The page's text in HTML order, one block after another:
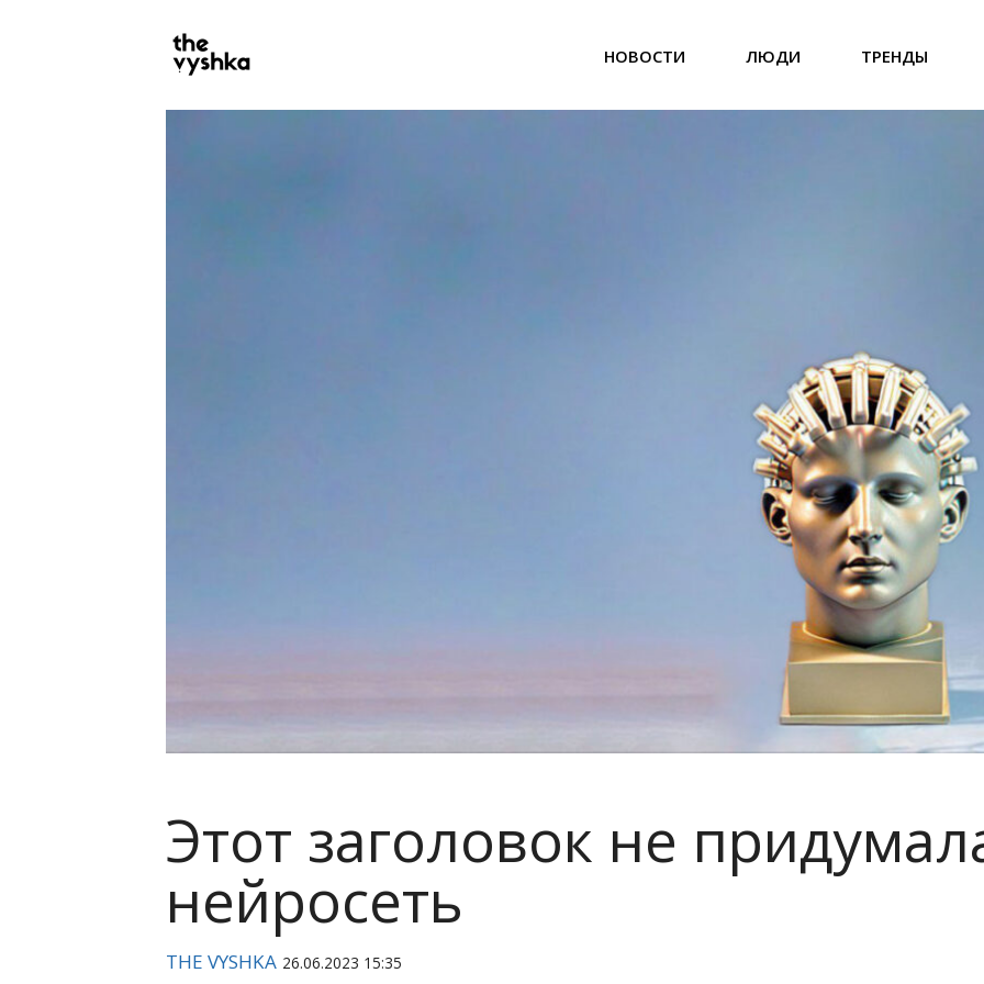
PRIMARY
NAVIGATION НОВОСТИ ЛЮДИ ТРЕНДЫ
Этот заголовок не
нейросеть
THE VYSHKA 26.06.2023 15:35